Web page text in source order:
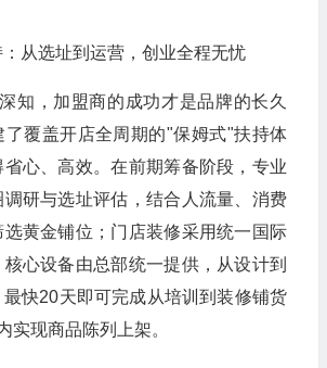
从选址到运营，创业全程无忧
知，加盟商的成功才是品牌的长久
了覆盖开店全周期的"保姆式"扶持体
心、高效。在前期筹备阶段，专业
调研与选址评估，结合人流量、消费
选黄金铺位；门店装修采用统一国际
心设备由总部统一提供，从设计到
快20天即可完成从培训到装修铺货
实现商品陈列上架。